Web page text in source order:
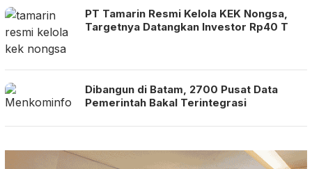
PT Tamarin Resmi Kelola KEK Nongsa,
Targetnya Datangkan Investor Rp40 T
Dibangun di Batam, 2700 Pusat Data
Pemerintah Bakal Terintegrasi